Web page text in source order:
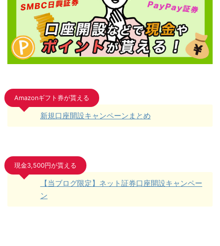
Amazonギフト券が貰える
新規口座開設キャンペーンまとめ
現金3,500円が貰える
【当ブログ限定】ネット証券口座開設キャンペー
ン